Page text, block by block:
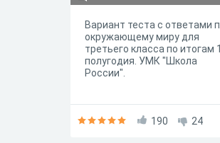
Вариант теста с ответами
окружающему миру для
третьего класса по итогам 1
полугодия. УМК "Школа
России".
190 24